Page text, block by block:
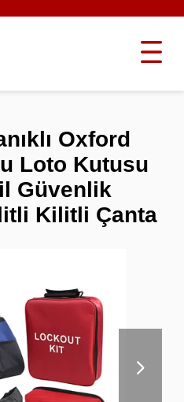
Oxford
Loto Kutusu
Güvenlik
Kilitli Çanta